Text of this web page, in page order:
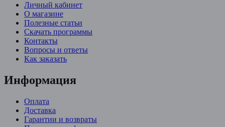
Личный кабинет
О магазине
Полезные статьи
Скачать программы
Контакты
Вопросы и ответы
Как заказать
Информация
Оплата
Доставка
Гарантии и возвраты